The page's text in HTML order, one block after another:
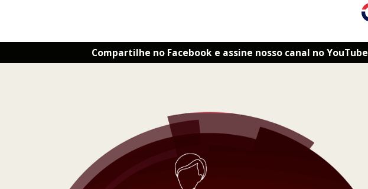
Compartilhe no Facebook e assine nosso canal no YouTube